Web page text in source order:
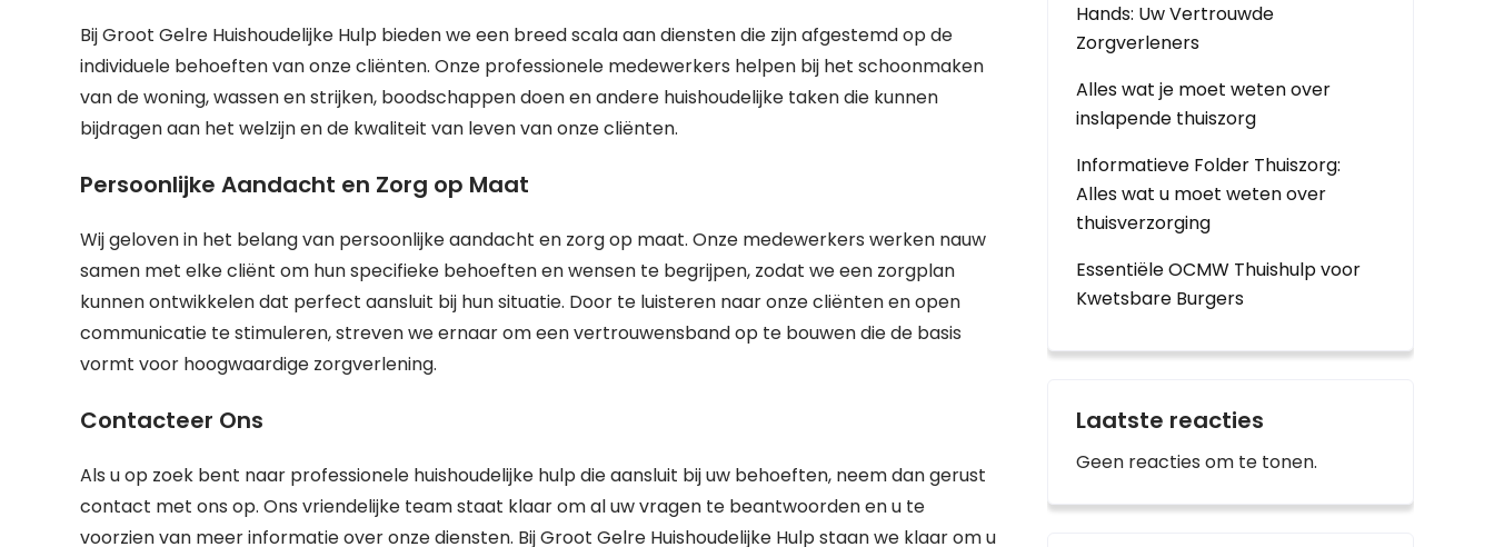
Bij Groot Gelre Huishoudelijke Hulp bieden we een breed scala aan diensten die zijn afgestemd op de
individuele behoeften van onze cliënten. Onze professionele medewerkers helpen bij het schoonmaken
van de woning, wassen en strijken, boodschappen doen en andere huishoudelijke taken die kunnen
bijdragen aan het welzijn en de kwaliteit van leven van onze cliënten.
Persoonlijke Aandacht en Zorg op Maat
Wij geloven in het belang van persoonlijke aandacht en zorg op maat. Onze medewerkers werken nauw
samen met elke cliënt om hun specifieke behoeften en wensen te begrijpen, zodat we een zorgplan
kunnen ontwikkelen dat perfect aansluit bij hun situatie. Door te luisteren naar onze cliënten en open
communicatie te stimuleren, streven we ernaar om een vertrouwensband op te bouwen die de basis
vormt voor hoogwaardige zorgverlening.
Contacteer Ons
Als u op zoek bent naar professionele huishoudelijke hulp die aansluit bij uw behoeften, neem dan gerust
contact met ons op. Ons vriendelijke team staat klaar om al uw vragen te beantwoorden en u te
voorzien van meer informatie over onze diensten. Bij Groot Gelre Huishoudelijke Hulp staan we klaar om u
Hands: Uw Vertrouwde
Zorgverleners
Alles wat je moet weten over
inslapende thuiszorg
Informatieve Folder Thuiszorg:
Alles wat u moet weten over
thuisverzorging
Essentiële OCMW Thuishulp voor
Kwetsbare Burgers
Laatste reacties
Geen reacties om te tonen.